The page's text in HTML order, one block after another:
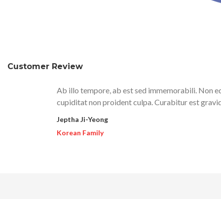
Customer Review
Ab illo tempore, ab est sed immemorabili. Non
cupiditat non proident culpa. Curabitur est
Jeptha Ji-Yeong
Korean Family